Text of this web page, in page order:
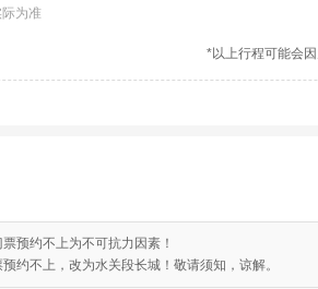
为准
*以上行程可能会
预约不上为不可抗力因素！
约不上，改为水关段长城！敬请须知，谅解。